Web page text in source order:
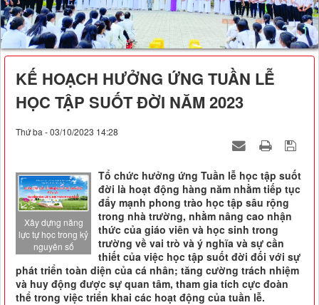
KẾ HOẠCH HƯỞNG ỨNG TUẦN LỄ
HỌC TẬP SUỐT ĐỜI NĂM 2023
Thứ ba - 03/10/2023 14:28
Xây dựng năng
lực tự học trong kỷ
nguyên số
Tổ chức hưởng ứng Tuần lễ học tập suốt
đời là hoạt động hàng năm nhằm tiếp tục
đẩy mạnh phong trào học tập sâu rộng
trong nhà trường, nhằm nâng cao nhận
thức của giáo viên và học sinh trong
trường về vai trò và ý nghĩa và sự cần
thiết của việc học tập suốt đời đối với sự
phát triển toàn diện của cá nhân; tăng cường trách nhiệm
và huy động được sự quan tâm, tham gia tích cực đoàn
thể trong việc triển khai các hoạt động của tuần lễ.